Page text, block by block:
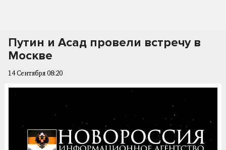
Путин и Асад провели встречу в
Москве
14 Сентября 08:20